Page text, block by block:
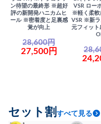
ン待望の最終形 ※超好
評の新開発ハニカムヒ
ール ※密着度と足裏感
覚が向上
28,600円
27,500円
VSR ロー
※軽く柔軟
VSR ※新ラ
元フィッ
セット割 すべて見る